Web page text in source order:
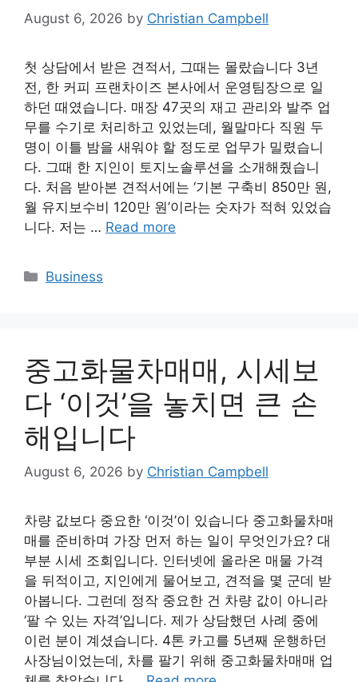
August 6, 2026 by Christian Campbell
첫 상담에서 받은 견적서, 그때는 몰랐습니다 3년
전, 한 커피 프랜차이즈 본사에서 운영팀장으로 일
하던 때였습니다. 매장 47곳의 재고 관리와 발주 업
무를 수기로 처리하고 있었는데, 월말마다 직원 두
명이 이틀 밤을 새워야 할 정도로 업무가 밀렸습니
다. 그때 한 지인이 토지노솔루션을 소개해줬습니
다. 처음 받아본 견적서에는 ‘기본 구축비 850만 원,
월 유지보수비 120만 원’이라는 숫자가 적혀 있었습
니다. 저는 … Read more
Categories
Business
중고화물차매매, 시세보
다 ‘이것’을 놓치면 큰 손
해입니다
August 6, 2026 by Christian Campbell
차량 값보다 중요한 ‘이것’이 있습니다 중고화물차매
매를 준비하며 가장 먼저 하는 일이 무엇인가요? 대
부분 시세 조회입니다. 인터넷에 올라온 매물 가격
을 뒤적이고, 지인에게 물어보고, 견적을 몇 군데 받
아봅니다. 그런데 정작 중요한 건 차량 값이 아니라
‘팔 수 있는 자격’입니다. 제가 상담했던 사례 중에
이런 분이 계셨습니다. 4톤 카고를 5년째 운행하던
사장님이었는데, 차를 팔기 위해 중고화물차매매 업